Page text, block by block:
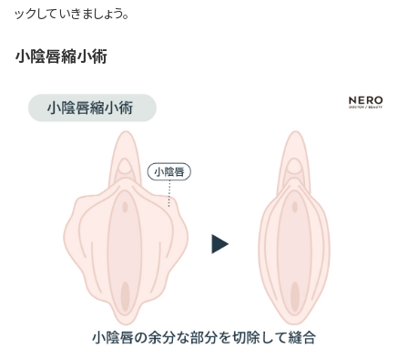
ックしていきましょう。
小陰唇縮小術